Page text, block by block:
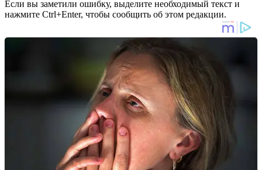
Если вы заметили ошибку, выделите необходимый текст и
нажмите Ctrl+Enter, чтобы сообщить об этом редакции.